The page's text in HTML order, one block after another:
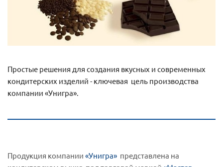
Простые решения для создания вкусных и современных
кондитерских изделий - ключевая цель производства
компании «Унигра».
Продукция компании «Унигра» представлена на